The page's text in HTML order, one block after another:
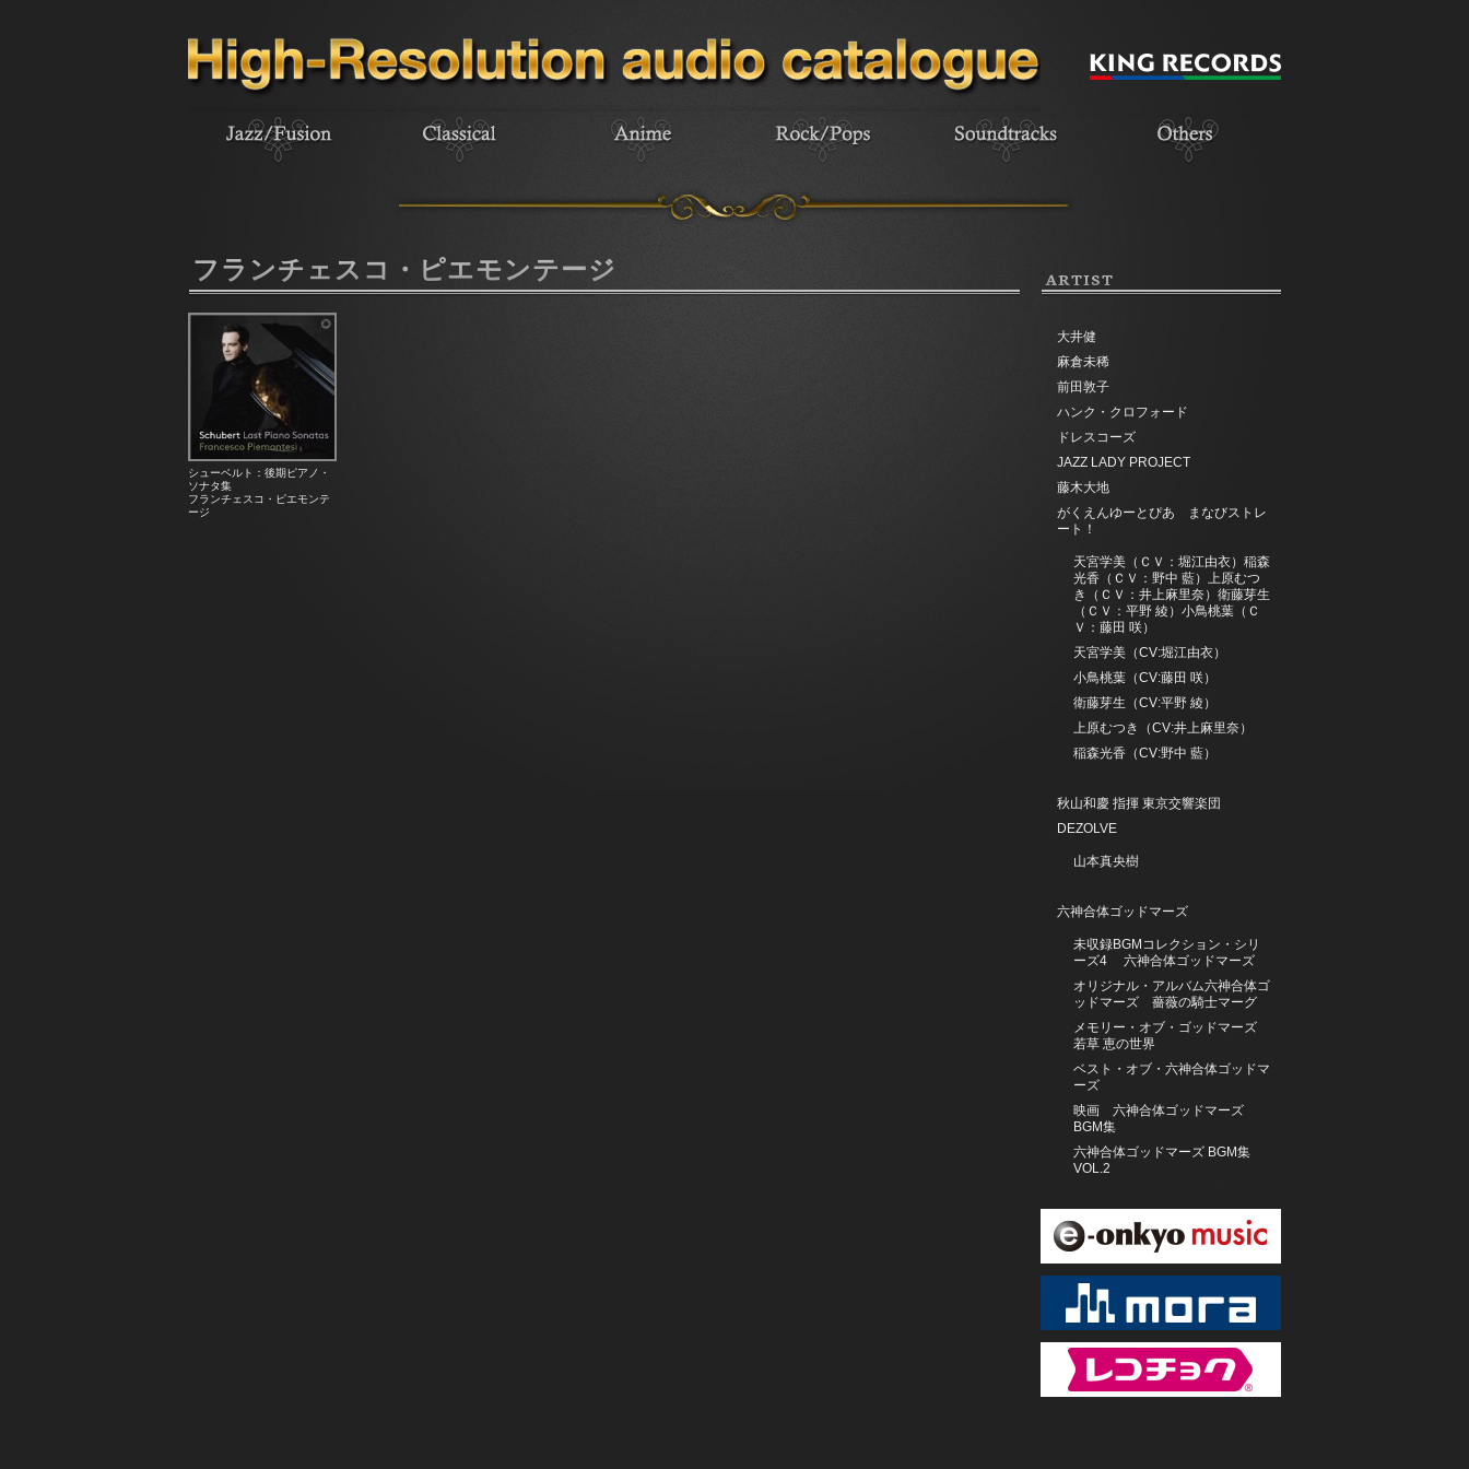
フランチェスコ・ピエモンテージ
シューベルト：後期ピアノ・
ソナタ集
フランチェスコ・ピエモンテ
ージ
ARTIST
大井健
麻倉未稀
前田敦子
ハンク・クロフォード
ドレスコーズ
JAZZ LADY PROJECT
藤木大地
がくえんゆーとぴあ まなびストレ
ート！
天宮学美（ＣＶ：堀江由衣）稲森
光香（ＣＶ：野中 藍）上原むつ
き（ＣＶ：井上麻里奈）衛藤芽生
（ＣＶ：平野 綾）小鳥桃葉（Ｃ
Ｖ：藤田 咲）
天宮学美（CV:堀江由衣）
小鳥桃葉（CV:藤田 咲）
衛藤芽生（CV:平野 綾）
上原むつき（CV:井上麻里奈）
稲森光香（CV:野中 藍）
秋山和慶 指揮 東京交響楽団
DEZOLVE
山本真央樹
六神合体ゴッドマーズ
未収録BGMコレクション・シリ
ーズ4 六神合体ゴッドマーズ
オリジナル・アルバム六神合体ゴ
ッドマーズ 薔薇の騎士マーグ
メモリー・オブ・ゴッドマーズ
若草 恵の世界
ベスト・オブ・六神合体ゴッドマ
ーズ
映画 六神合体ゴッドマーズ
BGM集
六神合体ゴッドマーズ BGM集
VOL.2
ウルフ＝ディーター・シャーフ（フ
ルート）、他
アナ・デ・ラ・ヴェガ（フルー
ト） イギリス室内管弦楽団
峰厚介 ミーツ 渋谷毅＆林栄一
アリサ・ワイラースタイン（チェ
ロ） トロンハイム・ソロイスツ
クリストファー・ヤコブソン（オル